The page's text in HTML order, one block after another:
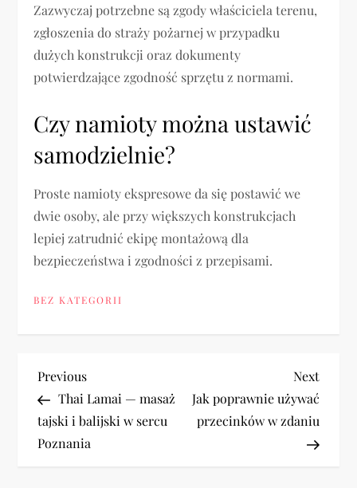
Zazwyczaj potrzebne są zgody właściciela terenu,
zgłoszenia do straży pożarnej w przypadku
dużych konstrukcji oraz dokumenty
potwierdzające zgodność sprzętu z normami.
Czy namioty można ustawić
samodzielnie?
Proste namioty ekspresowe da się postawić we
dwie osoby, ale przy większych konstrukcjach
lepiej zatrudnić ekipę montażową dla
bezpieczeństwa i zgodności z przepisami.
BEZ KATEGORII
N
a
w
Previous
Post
Previous
Thai Lamai — masaż
tajski i balijski w sercu
Poznania
Next
Post
Next
Jak poprawnie używać
przecinków w zdaniu